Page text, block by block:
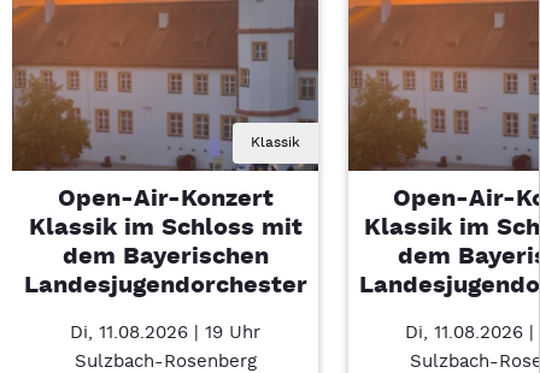
Klassik
Open-Air-Konzert
Klassik im Schloss mit
dem Bayerischen
Landesjugendorchester
Di, 11.08.2026 | 19 Uhr
Sulzbach-Rosenberg
Open-Air-
Klassik im
dem
Di, 11.08.2026
Sulzbach-